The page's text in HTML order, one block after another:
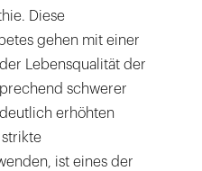
Blutdruckkontrolle
Diese
gehen mit einer
Lebensqualität der
schwerer
erhöhten
ist eines der